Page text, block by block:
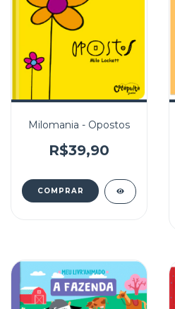
Milomania - Opostos
R$39,90